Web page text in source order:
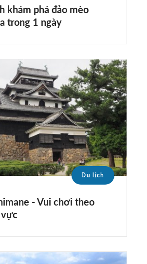
khám phá đảo mèo
trong 1 ngày
Du lịch
- Vui chơi theo